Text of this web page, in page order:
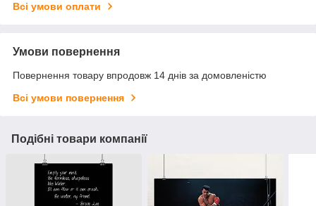
Всі умови оплати
Умови повернення
Повернення товару впродовж 14 днів за домовленістю
Всі умови повернення
Подібні товари компанії